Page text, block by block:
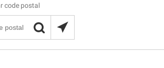
code postal